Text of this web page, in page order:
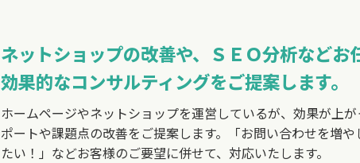
ネットショップの改善や、ＳＥＯ分析などお
効果的なコンサルティングをご提案します。
ホームページやネットショップを運営しているが、効果が上
ポートや課題点の改善をご提案します。「お問い合わせを増
たい！」などお客様のご要望に併せて、対応いたします。